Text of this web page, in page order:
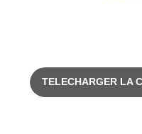
TELECHARGER LA